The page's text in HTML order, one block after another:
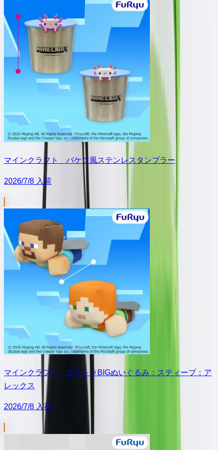
マインクラフト バケツ風ステンレスタンブラー
2026/7/8 入荷
マインクラフト エリトラBIGぬいぐるみ：スティーブ：ア
レックス
2026/7/8 入荷